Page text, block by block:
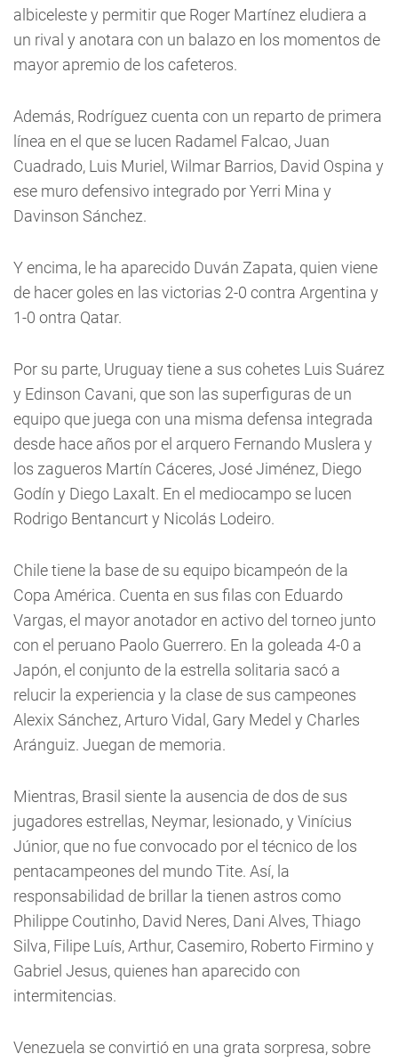
albiceleste y permitir que Roger Martínez eludiera a
un rival y anotara con un balazo en los momentos de
mayor apremio de los cafeteros.
Además, Rodríguez cuenta con un reparto de primera
línea en el que se lucen Radamel Falcao, Juan
Cuadrado, Luis Muriel, Wilmar Barrios, David Ospina y
ese muro defensivo integrado por Yerri Mina y
Davinson Sánchez.
Y encima, le ha aparecido Duván Zapata, quien viene
de hacer goles en las victorias 2-0 contra Argentina y
1-0 ontra Qatar.
Por su parte, Uruguay tiene a sus cohetes Luis Suárez
y Edinson Cavani, que son las superfiguras de un
equipo que juega con una misma defensa integrada
desde hace años por el arquero Fernando Muslera y
los zagueros Martín Cáceres, José Jiménez, Diego
Godín y Diego Laxalt. En el mediocampo se lucen
Rodrigo Bentancurt y Nicolás Lodeiro.
Chile tiene la base de su equipo bicampeón de la
Copa América. Cuenta en sus filas con Eduardo
Vargas, el mayor anotador en activo del torneo junto
con el peruano Paolo Guerrero. En la goleada 4-0 a
Japón, el conjunto de la estrella solitaria sacó a
relucir la experiencia y la clase de sus campeones
Alexix Sánchez, Arturo Vidal, Gary Medel y Charles
Aránguiz. Juegan de memoria.
Mientras, Brasil siente la ausencia de dos de sus
jugadores estrellas, Neymar, lesionado, y Vinícius
Júnior, que no fue convocado por el técnico de los
pentacampeones del mundo Tite. Así, la
responsabilidad de brillar la tienen astros como
Philippe Coutinho, David Neres, Dani Alves, Thiago
Silva, Filipe Luís, Arthur, Casemiro, Roberto Firmino y
Gabriel Jesus, quienes han aparecido con
intermitencias.
Venezuela se convirtió en una grata sorpresa, sobre